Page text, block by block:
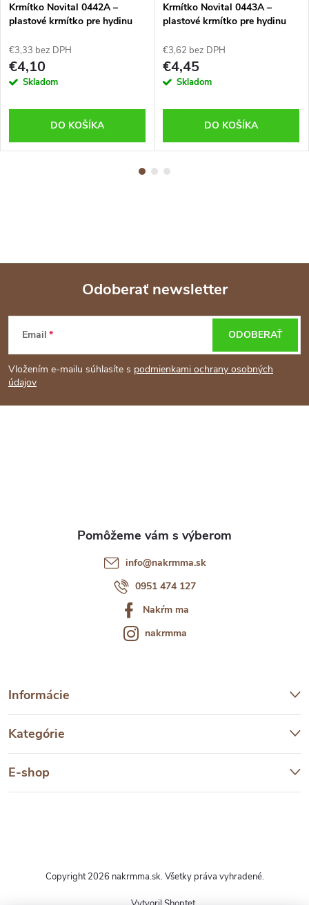
Krmítko Novital 0442A –
plastové krmítko pre hydinu
€3,33 bez DPH
€4,10
Skladom
DO KOŠÍKA
Krmítko Novital 0443A –
plastové krmítko pre hydinu
€3,62 bez DPH
€4,45
Skladom
DO KOŠÍKA
Z
á
p
Odoberať newsletter
Email
Vložením e-mailu súhlasíte s podmienkami ochrany osobných
údajov
ODOBERAŤ
Informácie
Kategórie
E-shop
info@nakrmma.sk
0951 474 127
Nakŕm ma
nakrmma
Copyright 2026 nakrmma.sk. Všetky práva vyhradené.